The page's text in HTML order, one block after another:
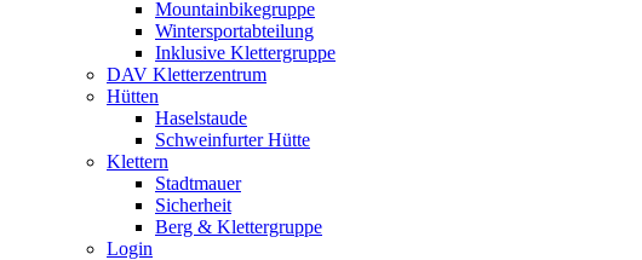
Mountainbikegruppe
Wintersportabteilung
Inklusive Klettergruppe
DAV Kletterzentrum
Hütten
Haselstaude
Schweinfurter Hütte
Klettern
Stadtmauer
Sicherheit
Berg & Klettergruppe
Login